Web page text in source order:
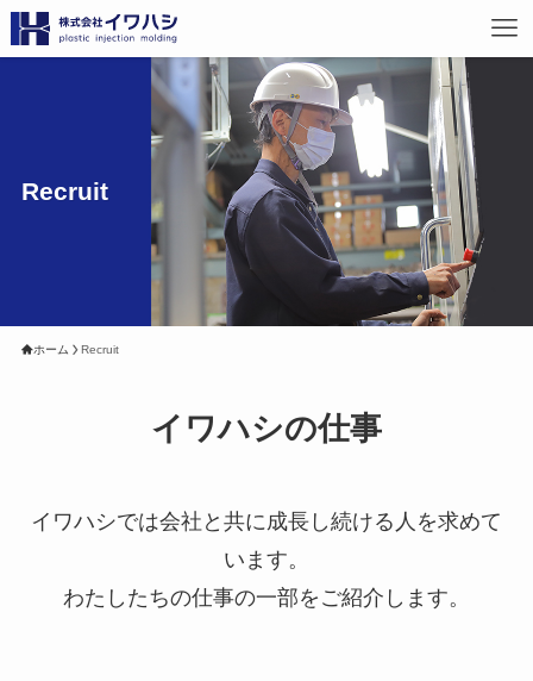
Recruit
ホーム Recruit
イワハシの仕事
イワハシでは会社と共に成長し続ける人を求めて
います。
わたしたちの仕事の一部をご紹介します。